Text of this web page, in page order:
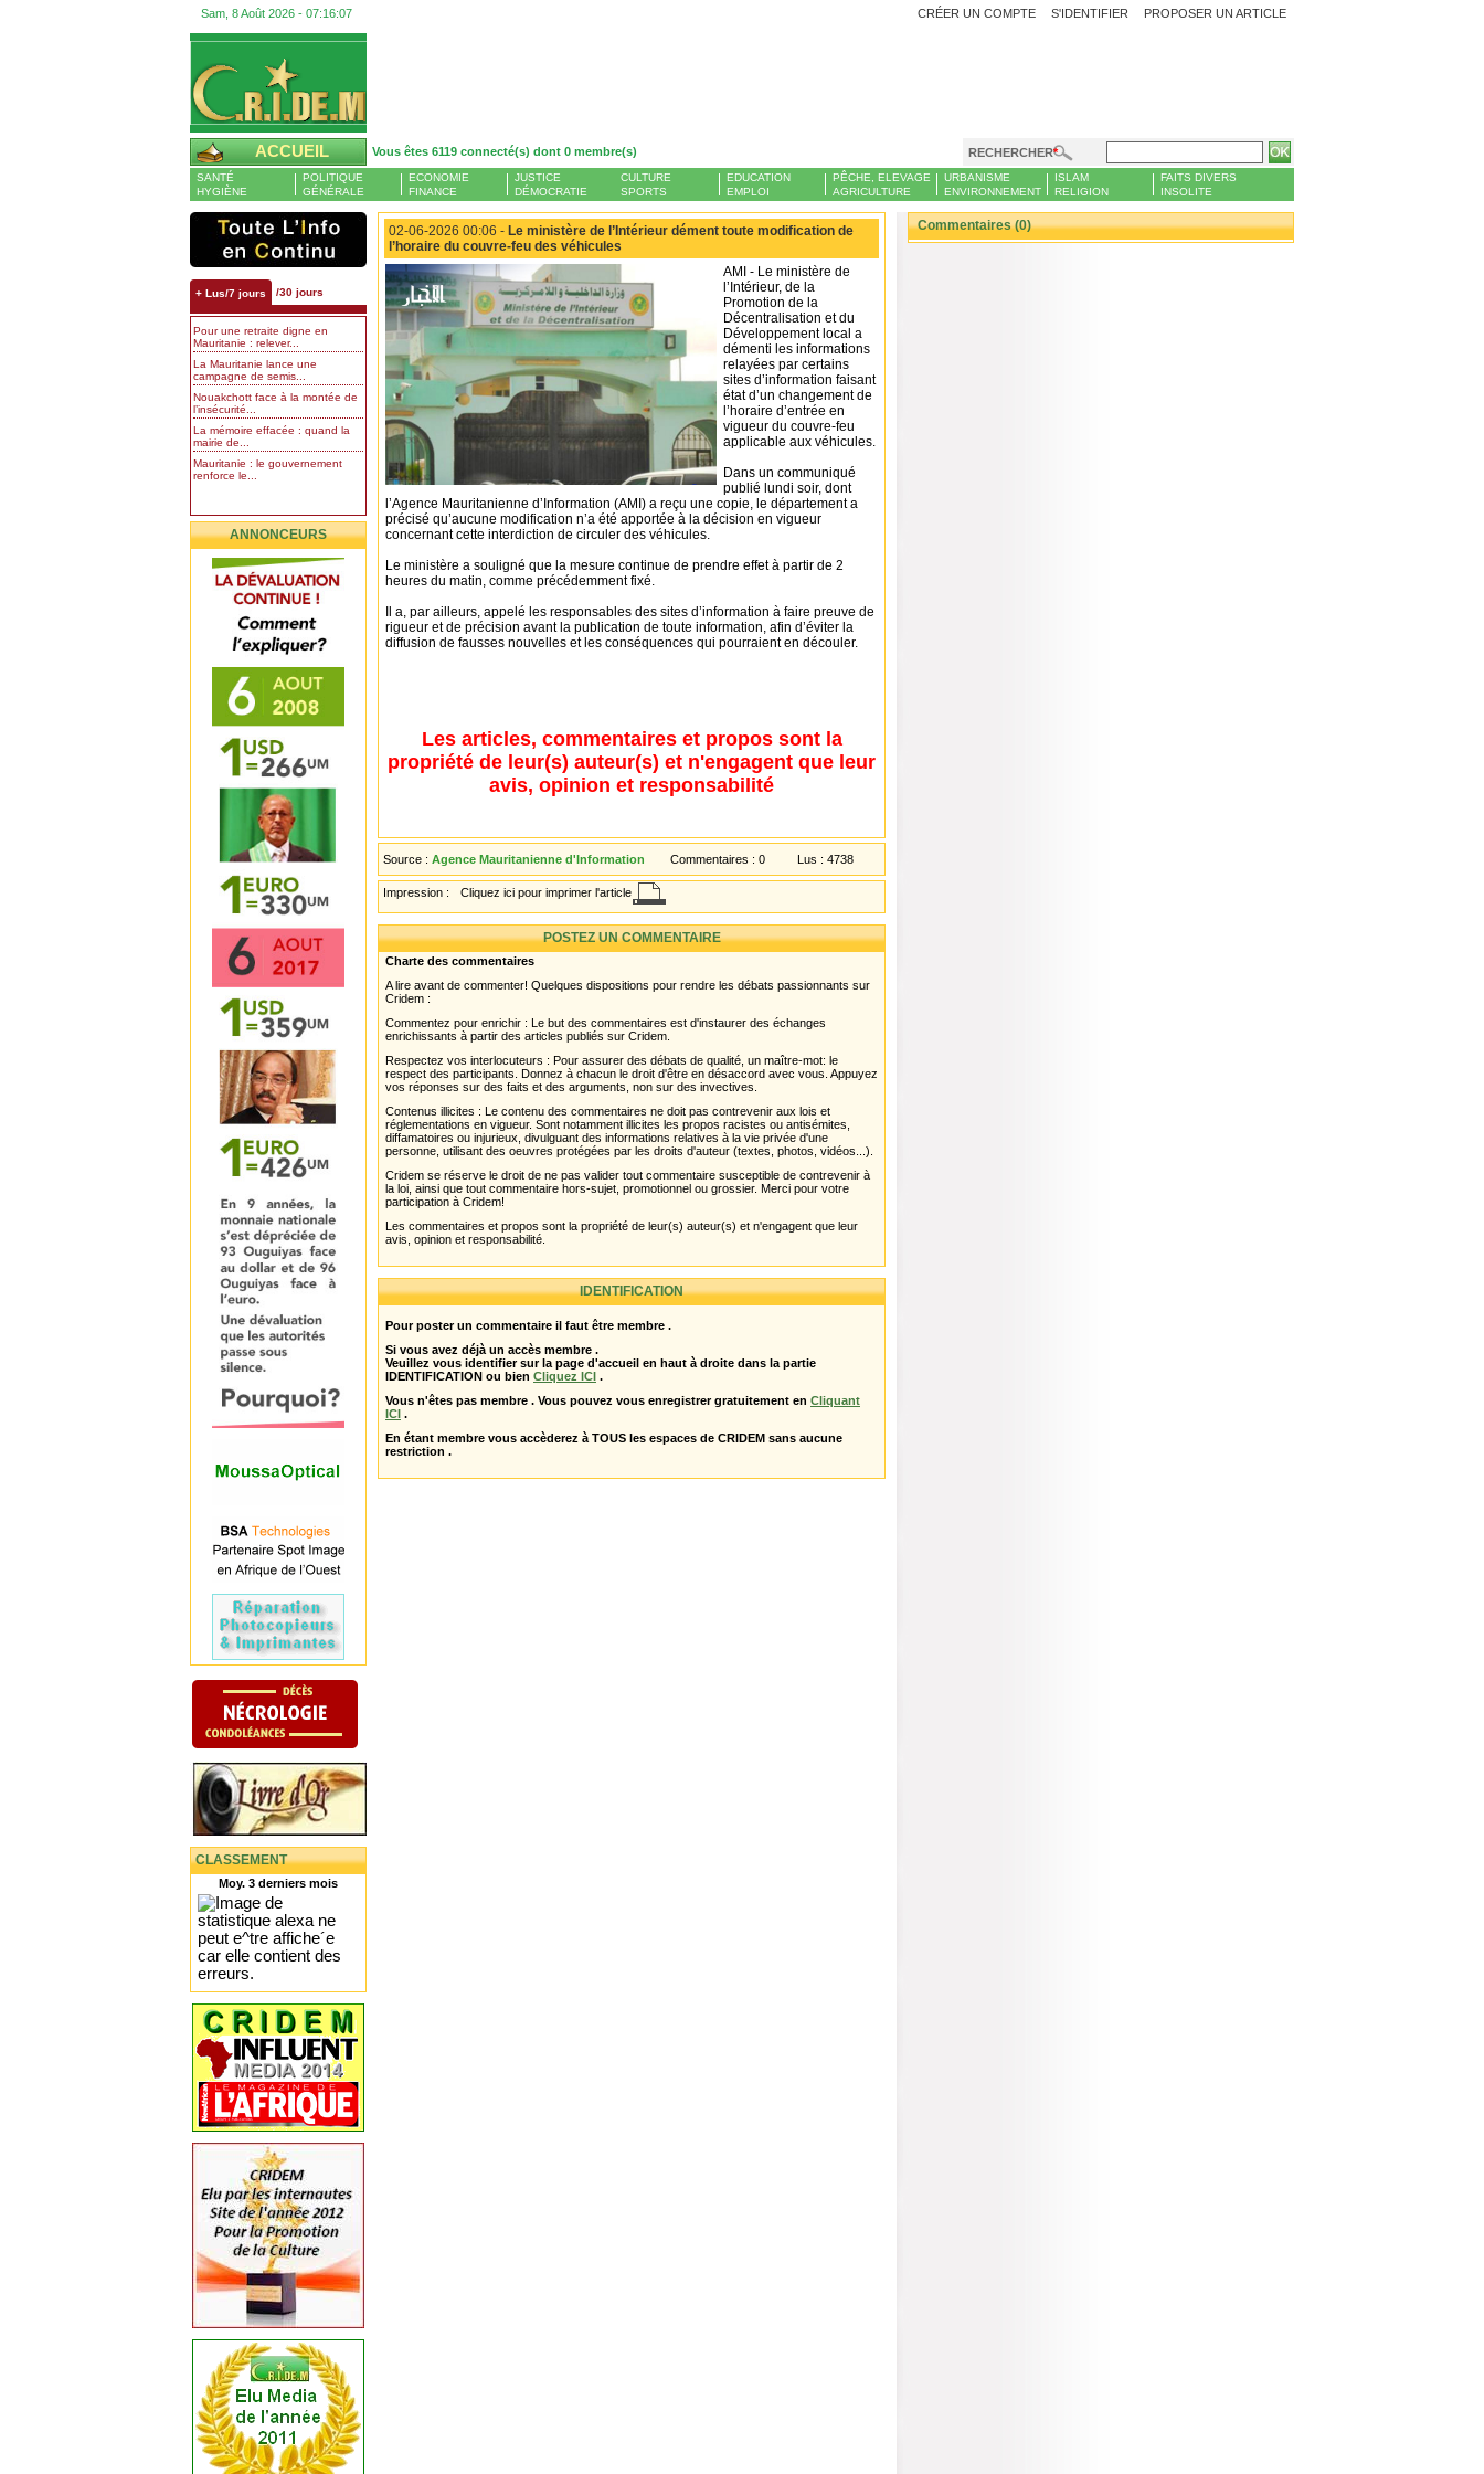
Sam, 8 Août 2026 - 07:16:08 PROPOSER UN ARTICLE
CRÉER UN COMPTE S'IDENTIFIER
ACCUEIL Vous êtes 6119 connecté(s) dont 0 membre(s) RECHERCHER
SANTÉ
HYGIÈNE
POLITIQUE
GÉNÉRALE
ECONOMIE
FINANCE
JUSTICE
DÉMOCRATIE
CULTURE
SPORTS
EDUCATION
EMPLOI
PÊCHE, ELEVAGE
AGRICULTURE
URBANISME
ENVIRONNEMENT
ISLAM
RELIGION
FAITS DIVERS
INSOLITE
+ Lus/7 jours /30 jours
Pour une retraite digne en
Mauritanie : relever...
La Mauritanie lance une
campagne de semis...
Nouakchott face à la montée de
l’insécurité...
La mémoire effacée : quand la
mairie de...
Mauritanie : le gouvernement
renforce le...
ANNONCEURS
CLASSEMENT
Moy. 3 derniers mois
02-06-2026 00:06 - Le ministère de l’Intérieur dément toute modification de
l’horaire du couvre-feu des véhicules
AMI - Le ministère de
l’Intérieur, de la
Promotion de la
Décentralisation et du
Développement local a
démenti les informations
relayées par certains
sites d’information faisant
état d’un changement de
l’horaire d’entrée en
vigueur du couvre-feu
applicable aux véhicules.
Dans un communiqué
publié lundi soir, dont
l’Agence Mauritanienne d’Information (AMI) a reçu une copie, le département a
précisé qu’aucune modification n’a été apportée à la décision en vigueur
concernant cette interdiction de circuler des véhicules.
Le ministère a souligné que la mesure continue de prendre effet à partir de 2
heures du matin, comme précédemment fixé.
Il a, par ailleurs, appelé les responsables des sites d’information à faire preuve de
rigueur et de précision avant la publication de toute information, afin d’éviter la
diffusion de fausses nouvelles et les conséquences qui pourraient en découler.
Les articles, commentaires et propos sont la
propriété de leur(s) auteur(s) et n'engagent que leur
avis, opinion et responsabilité
Source : Agence Mauritanienne d'Information Commentaires : 0 Lus : 4738
Impression : Cliquez ici pour imprimer l'article
POSTEZ UN COMMENTAIRE
Charte des commentaires
A lire avant de commenter! Quelques dispositions pour rendre les débats passionnants sur
Cridem :
Commentez pour enrichir : Le but des commentaires est d'instaurer des échanges
enrichissants à partir des articles publiés sur Cridem.
Respectez vos interlocuteurs : Pour assurer des débats de qualité, un maître-mot: le
respect des participants. Donnez à chacun le droit d'être en désaccord avec vous. Appuyez
vos réponses sur des faits et des arguments, non sur des invectives.
Contenus illicites : Le contenu des commentaires ne doit pas contrevenir aux lois et
réglementations en vigueur. Sont notamment illicites les propos racistes ou antisémites,
diffamatoires ou injurieux, divulguant des informations relatives à la vie privée d'une
personne, utilisant des oeuvres protégées par les droits d'auteur (textes, photos, vidéos...).
Cridem se réserve le droit de ne pas valider tout commentaire susceptible de contrevenir à
la loi, ainsi que tout commentaire hors-sujet, promotionnel ou grossier. Merci pour votre
participation à Cridem!
Les commentaires et propos sont la propriété de leur(s) auteur(s) et n'engagent que leur
avis, opinion et responsabilité.
IDENTIFICATION
Pour poster un commentaire il faut être membre .
Si vous avez déjà un accès membre .
Veuillez vous identifier sur la page d'accueil en haut à droite dans la partie
IDENTIFICATION ou bien Cliquez ICI .
Vous n'êtes pas membre . Vous pouvez vous enregistrer gratuitement en Cliquant
ICI .
En étant membre vous accèderez à TOUS les espaces de CRIDEM sans aucune
restriction .
Commentaires (0)